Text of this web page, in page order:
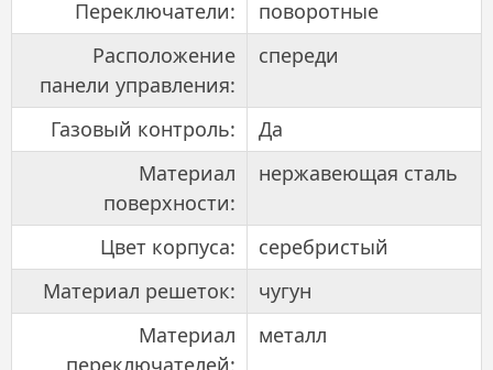
Переключатели:
поворотные
Расположение
панели управления:
спереди
Газовый контроль:
Да
Материал
поверхности:
нержавеющая сталь
Цвет корпуса:
серебристый
Материал решеток:
чугун
Материал
переключателей:
металл